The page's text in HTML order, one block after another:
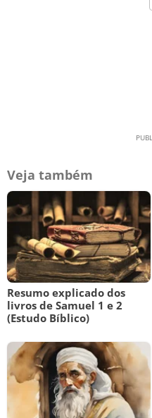
Veja também
Resumo explicado dos
livros de Samuel 1 e 2
(Estudo Bíblico)